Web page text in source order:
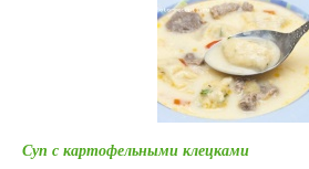
Суп с картофельными клецками